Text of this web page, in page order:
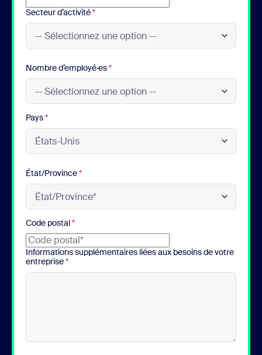
Secteur d’activité*
Nombre d’employé·es*
Pays*
État/Province*
Code postal*
Informations supplémentaires liées aux besoins de votre
entreprise*